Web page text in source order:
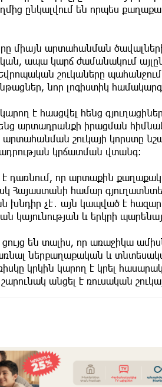
ընկալվում են որպես
միայն արտահանման
ապա կարճ ժամանակում
շուկաները
նոր լոգիստիկ
է հասցվել հենց
արտադրանքի իրացման
շուկայի կորստը
կրճատման վտանգ։
դառնում, որ արտաքին
Հայաստանի համար
խնդիր չէ․ այն կապված է
կայունության և երկրի
ցույց են տալիս, որ առաջիկա
ներքաղաքական և
կրկին կարող է կրել
անցել է ռուսական